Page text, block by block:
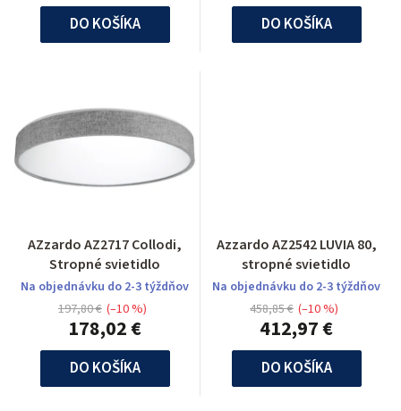
DO KOŠÍKA DO KOŠÍKA
AZzardo AZ2717 Collodi,
Stropné svietidlo
Na objednávku do 2-3 týždňov
178,02 €
197,80 € (–10 %)
DO KOŠÍKA
Azzardo AZ2542 LUVIA 80,
stropné svietidlo
Na objednávku do 2-3 týždňov
412,97 €
458,85 € (–10 %)
DO KOŠÍKA